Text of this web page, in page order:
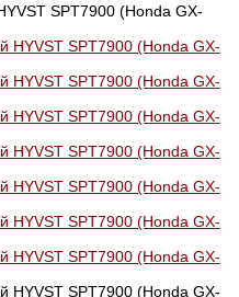
SPT7900 (Honda GX-